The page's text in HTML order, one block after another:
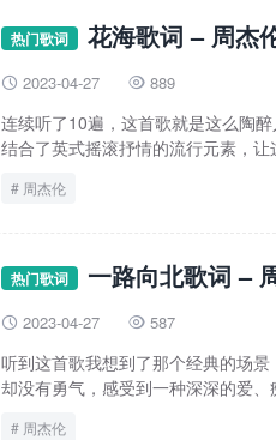
热门歌词 花海歌词 – 周杰
 2023-04-27  889
连续听了10遍，这首歌就是这么陶
结合了英式摇滚抒情的流行元素，
周杰伦
热门歌词 一路向北歌词 –
 2023-04-27  587
听到这首歌我想到了那个经典的场
却没有勇气，感受到一种深深的爱
周杰伦